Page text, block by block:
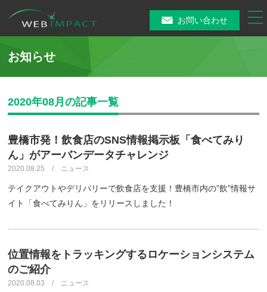
お問い合わせ
お知らせ
2020年08月の記事一覧
豊橋市発！飲食店のSNS情報掲示板「食べてみり
ん」がアーバンデータチャレンジ
2020.08.25 / ニュース
テイクアウトやデリバリーで飲食店を支援！豊橋市内の”飲”情報サ
イト「食べてみりん」をリリースしました！
位置情報をトラッキングするロケーションシステム
のご紹介
2020.08.03 / ニュース